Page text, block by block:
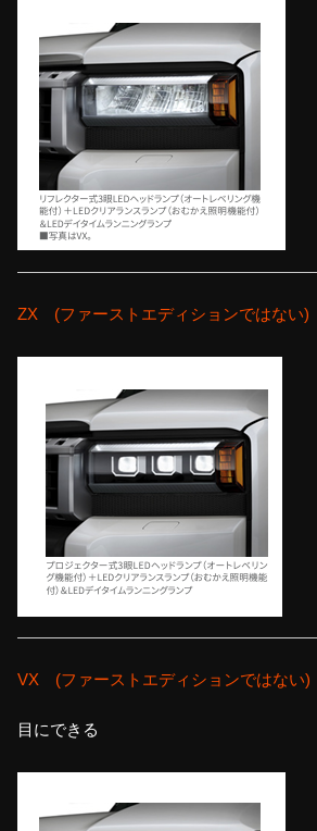
ZX (ファーストエディションではない)
VX (ファーストエディションではない)
目にできる